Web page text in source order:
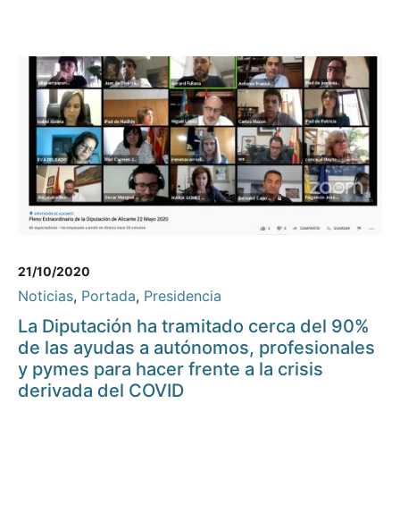
21/10/2020
Noticias, Portada, Presidencia
La Diputación ha tramitado cerca del 90%
de las ayudas a autónomos, profesionales
y pymes para hacer frente a la crisis
derivada del COVID